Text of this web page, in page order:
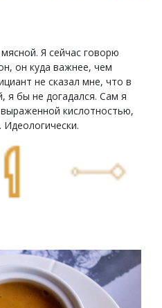
Я сейчас говорю
он куда важнее, чем
не сказал мне, что в
я бы не догадался. Сам я
кислотностью,